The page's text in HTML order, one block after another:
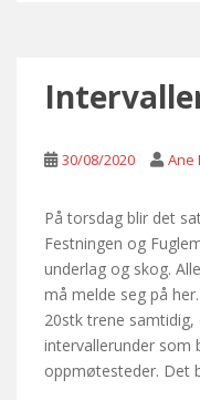
30/08/2020 Ane
På torsdag blir det
Festningen og
underlag og skog.
må melde seg på
20stk trene
intervallerunder som
oppmøtesteder. Det